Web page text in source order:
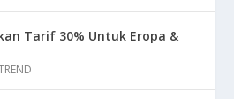
Tarif 30% Untuk Eropa &